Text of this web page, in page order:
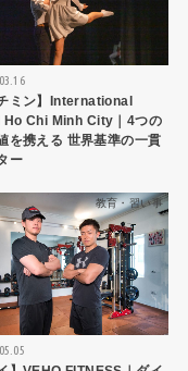
チミン】International
Ho Chi Minh City｜4つの
を携える 世界基準の一貫
ー
教育・習い事